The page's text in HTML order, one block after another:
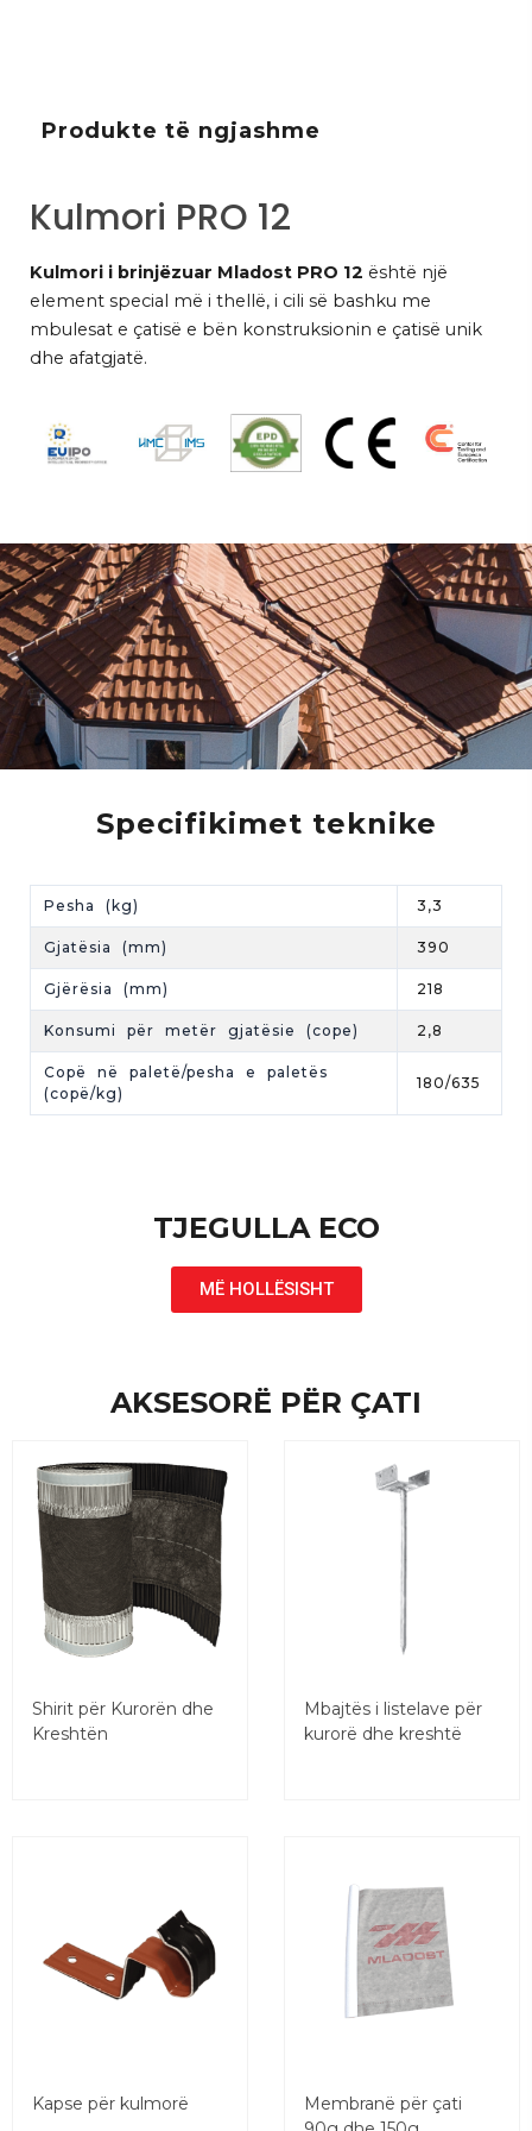
Produkte të ngjashme
Kulmori PRO 12
Kulmori i brinjëzuar Mladost PRO 12 është një
element special më i thellë, i cili së bashku me
mbulesat e çatisë e bën konstruksionin e çatisë unik
dhe afatgjatë.
Specifikimet teknike
Pesha (kg) 3,3
Gjatësia (mm) 390
Gjërësia (mm) 218
Konsumi për metër gjatësie (cope) 2,8
Copë në paletë/pesha e paletës
(copë/kg)
180/635
TJEGULLA ECO
MË HOLLËSISHT
AKSESORË PËR ÇATI
Shirit për Kurorën dhe
Kreshtën
Mbajtës i listelave për
kurorë dhe kreshtë
Kapse për kulmorë
Membranë për çati